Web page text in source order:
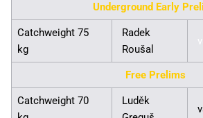
Underground Early
Catchweight 75
kg
Radek
Roušal
Free Prelims
Catchweight 70
Luděk